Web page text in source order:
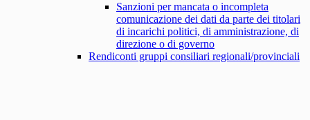
Sanzioni per mancata o incompleta
comunicazione dei dati da parte dei titolari
di incarichi politici, di amministrazione, di
direzione o di governo
Rendiconti gruppi consiliari regionali/provinciali